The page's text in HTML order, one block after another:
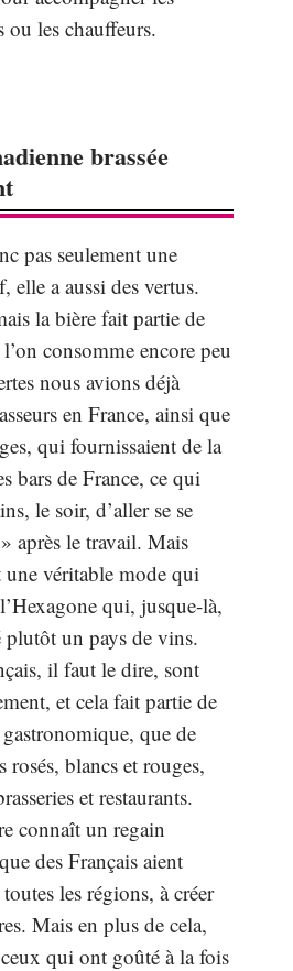
ou les chauffeurs.
brassée
pas seulement une
elle a aussi des vertus.
la bière fait partie de
consomme encore peu
nous avions déjà
en France, ainsi que
qui fournissaient de la
bars de France, ce qui
le soir, d’aller se se
après le travail. Mais
une véritable mode qui
l’Hexagone qui, jusque-là,
plutôt un pays de vins.
il faut le dire, sont
et cela fait partie de
que de
rosés, blancs et rouges,
et restaurants.
connaît un regain
des Français aient
les régions, à créer
Mais en plus de cela,
qui ont goûté à la fois